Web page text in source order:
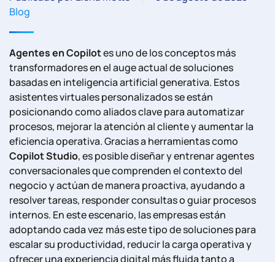
Blog
Agentes en Copilotes uno de los conceptos más
transformadores en el auge actual de soluciones
basadas en inteligencia artificial generativa. Estos
asistentes virtuales personalizados se están
posicionando como aliados clave para automatizar
procesos, mejorar la atención al cliente y aumentar la
eficiencia operativa. Gracias a herramientas como
Copilot Studio, es posible diseñar y entrenar agentes
conversacionales que comprenden el contexto del
negocio y actúan de manera proactiva, ayudando a
resolver tareas, responder consultas o guiar procesos
internos. En este escenario, las empresas están
adoptando cada vez más este tipo de soluciones para
escalar su productividad, reducir la carga operativa y
ofrecer una experiencia digital más fluida tanto a